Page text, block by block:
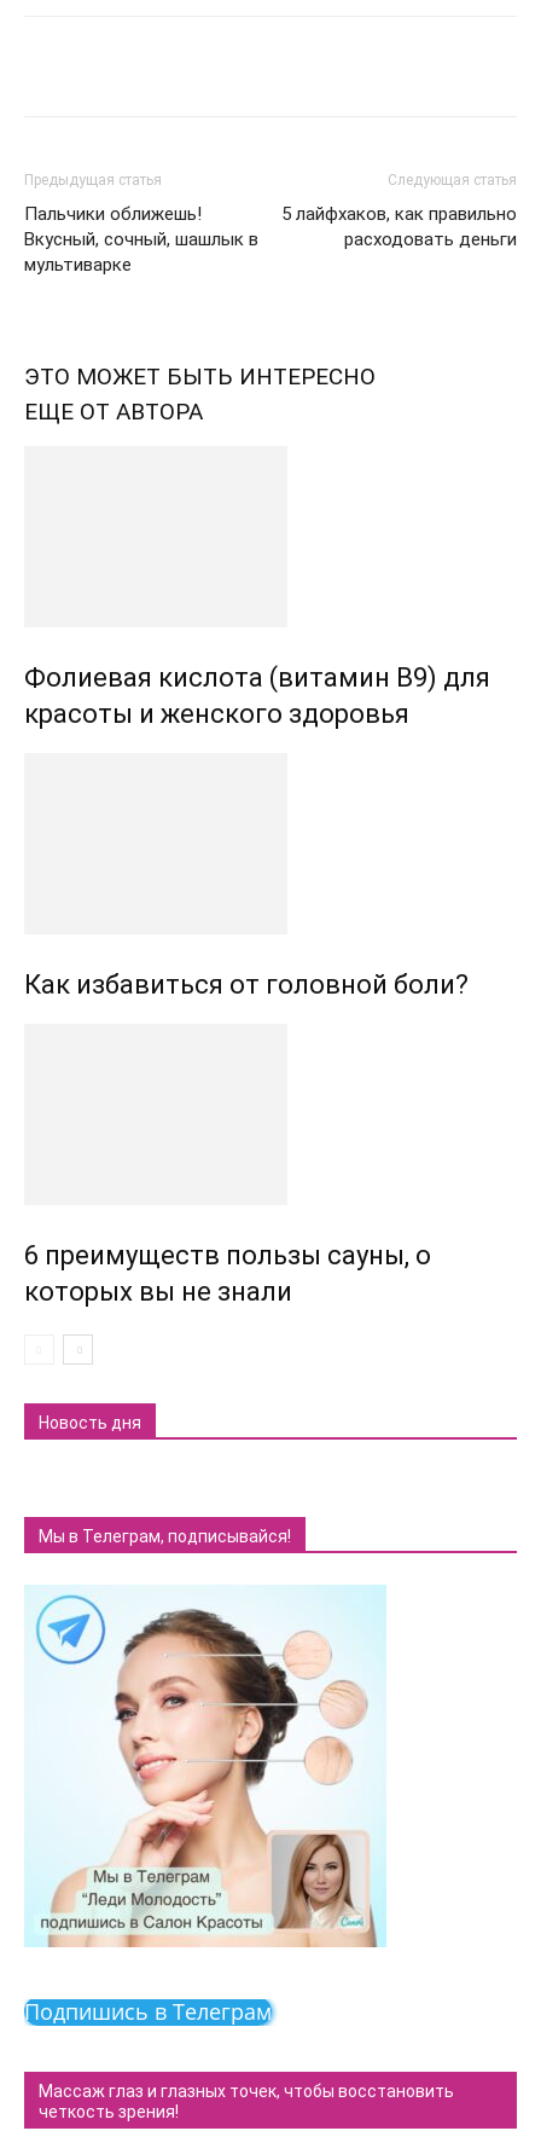
Предыдущая статья
Пальчики оближешь!
Вкусный, сочный, шашлык в
мультиварке
Следующая статья
5 лайфхаков, как правильно
расходовать деньги
ЭТО МОЖЕТ БЫТЬ ИНТЕРЕСНО
ЕЩЕ ОТ АВТОРА
Фолиевая кислота (витамин В9) для
красоты и женского здоровья
Как избавиться от головной боли?
6 преимуществ пользы сауны, о
которых вы не знали
Новость дня
Мы в Телеграм, подписывайся!
Подпишись в Телеграм
Массаж глаз и глазных точек, чтобы восстановить
четкость зрения!